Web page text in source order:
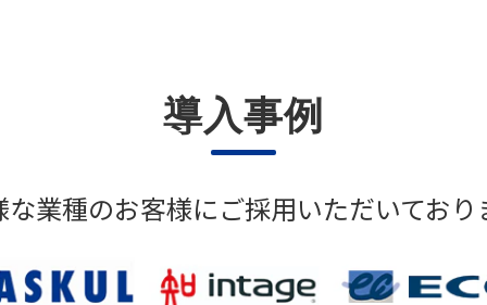
導入事例
な業種のお客様にご採用いただいており